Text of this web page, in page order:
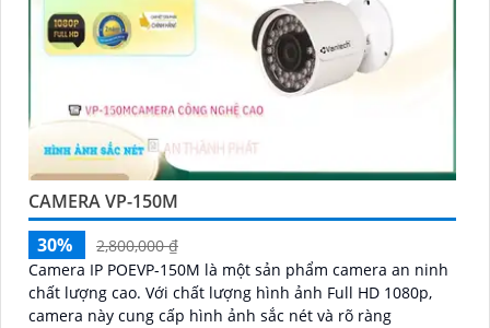
CAMERA VP-150M
30%
2,800,000 ₫
Camera IP POEVP-150M là một sản phẩm camera an ninh
chất lượng cao. Với chất lượng hình ảnh Full HD 1080p,
camera này cung cấp hình ảnh sắc nét và rõ ràng